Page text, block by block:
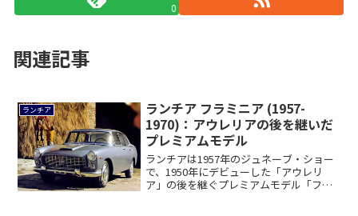
0
関連記事
ランチア
ランチア フラミニア (1957-
1970)：アウレリアの後を継いだ
プレミアムモデル
ランチアは1957年のジュネーブ・ショー
で、1950年にデビューした「アウレリ
ア」の後を継ぐプレミアムモデル「フラ